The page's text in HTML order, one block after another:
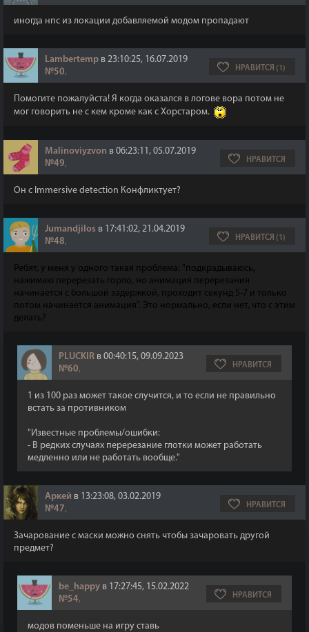
иногда нпс из локации добавляемой модом пропадают
Lambertemp в 23:10:25, 16.07.2019
№50, НРАВИТСЯ (1)
Помогите пожалуйста! Я когда оказался в логове вора потом не
мог говорить не с кем кроме как с Хорстаром.
Malinoviyzvon в 06:23:11, 05.07.2019
№49, НРАВИТСЯ
Он с Immersive detection Конфликтует?
Jumandjilos в 17:41:02, 21.04.2019
№48, НРАВИТСЯ (1)
Ребят, у меня у одного такая проблема: "подкрадываюсь,
нажимаю перерезать горло, но анимация перерезания
начинается с большой задержкой, проходит секунд 5-7 и только
потом начинается анимация". Это нормально, если нет, что с этим
делать?
PLUCKIR в 00:40:15, 09.09.2023
№60, НРАВИТСЯ
1 из 100 раз может такое случится, и то если не правильно
встать за противником
"Известные проблемы/ошибки:
- В редких случаях перерезание глотки может работать
медленно или не работать вообще."
Аркей в 13:23:08, 03.02.2019
№47, НРАВИТСЯ
Зачарование с маски можно снять чтобы зачаровать другой
предмет?
be_happy в 17:27:45, 15.02.2022
№54, НРАВИТСЯ
модов поменьше на игру ставь